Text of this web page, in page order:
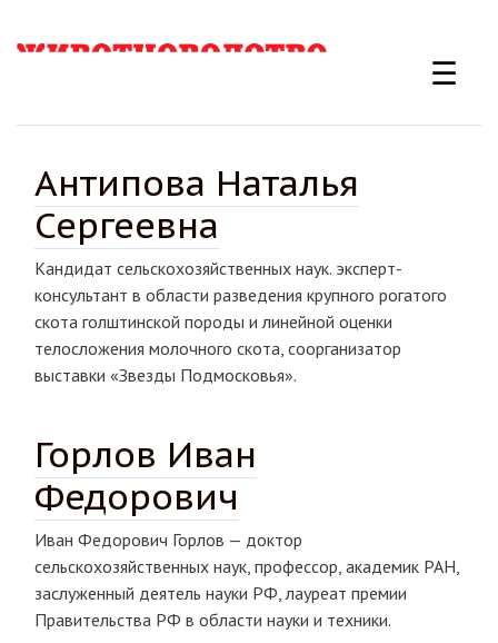
к
☰
Антипова Наталья
Сергеевна
Кандидат сельскохозяйственных наук. эксперт-
консультант в области разведения крупного рогатого
скота голштинской породы и линейной оценки
телосложения молочного скота, соорганизатор
выставки «Звезды Подмосковья».
Горлов Иван
Федорович
Иван Федорович Горлов — доктор
сельскохозяйственных наук, профессор, академик РАН,
заслуженный деятель науки РФ, лауреат премии
Правительства РФ в области науки и техники.